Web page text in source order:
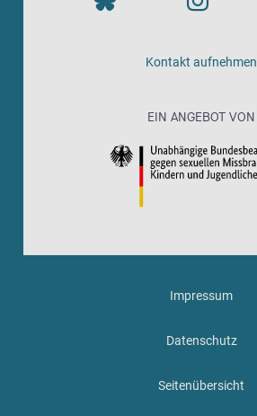
Kontakt aufnehmen
EIN ANGEBOT VON
Impressum
Datenschutz
Seitenübersicht